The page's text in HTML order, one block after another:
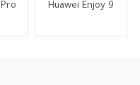
Huawei Enjoy 9